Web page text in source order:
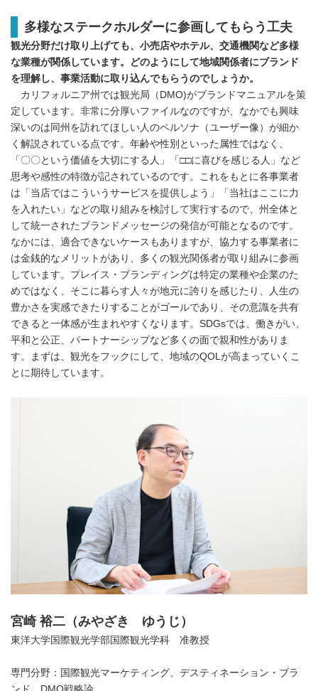
多様なステークホルダーに参画してもらう工夫
観光分野だけ取り上げても、小売店やホテル、交通機関など多様
な業種が関係しています。どのようにして地域関係者にブランド
を理解し、事業活動に取り込んでもらうのでしょうか。
カリフォルニア州では観光局（DMO)がブランドマニュアルを策
定しています。非常に分厚いファイルなのですが、なかでも興味
深いのは同州を訪れてほしい人のペルソナ（ユーザー像）が細か
く解説されている点です。年齢や性別といった属性ではなく、
「〇〇という価値を大切にする人」「□□に喜びを感じる人」など
思考や感性の特徴が記されているのです。これをもとに各事業者
は「当店ではこういうサービスを提供しよう」「当社はここに力
を入れたい」などの取り組みを検討して実行するので、州全体と
して統一されたブランドメッセージの発信が可能となるのです。
なかには、適合できないケースもありますが、協力する事業者に
は金銭的なメリットがあり、多くの観光関係者が取り組みに参画
しています。プレイス・ブランディングは特定の業種や企業のた
めではなく、そこに暮らす人々が地元に誇りを感じたり、人生の
豊かさを実感できたりすることがゴールであり、その意識を共有
できると一体感が生まれやすくなります。SDGsでは、働きがい、
平和と公正、パートナーシップなど多くの面で親和性がありま
す。まずは、観光をフックにして、地域のQOLが高まっていくこ
とに期待しています。
宮崎 裕二（みやざき ゆうじ）
東洋大学国際観光学部国際観光学科 准教授
専門分野：国際観光マーケティング、デスティネーション・ブラ